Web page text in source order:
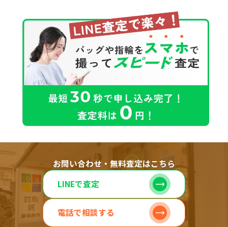
お問い合わせ・無料査定はこちら
LINEで査定
電話で相談する